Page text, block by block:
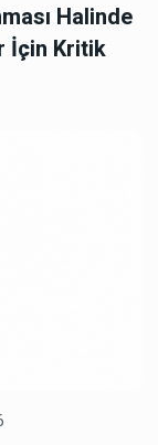
Halinde
İçin Kritik